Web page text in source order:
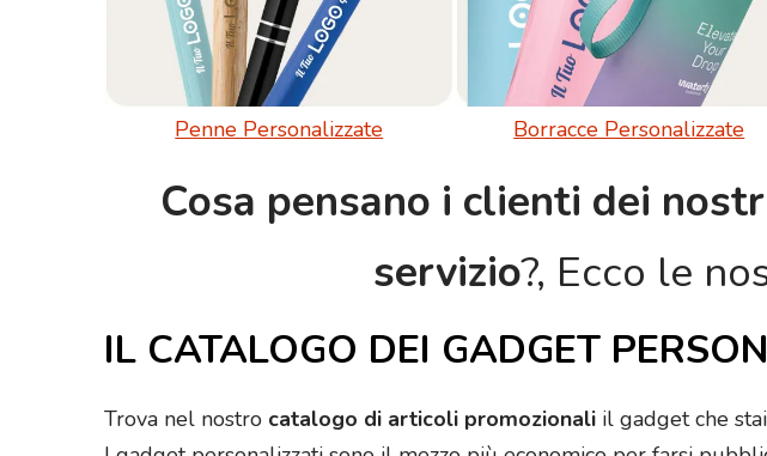
Penne Personalizzate Borracce Personalizzate
Cosa pensano i clienti dei
servizio?, Ecco le
IL CATALOGO DEI GADGET
Trova nel nostro catalogo di articoli promozionali il gadget che